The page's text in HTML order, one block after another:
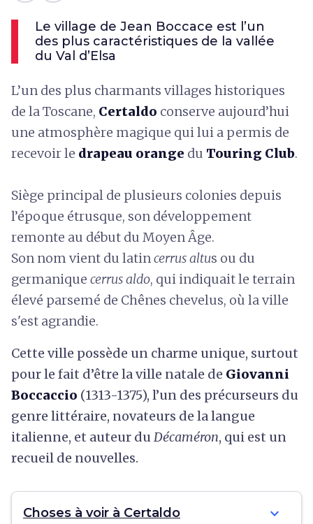
Le village de Jean Boccace est l’un
des plus caractéristiques de la vallée
du Val d’Elsa
L’un des plus charmants villages historiques
de la Toscane, Certaldo conserve aujourd’hui
une atmosphère magique qui lui a permis de
recevoir le drapeau orange du Touring Club.
Siège principal de plusieurs colonies depuis
l’époque étrusque, son développement
remonte au début du Moyen Âge.
Son nom vient du latincerrus altus ou du
germanique cerrus aldo, qui indiquait le terrain
élevé parsemé de Chênes chevelus, où la ville
s'est agrandie.
Cette ville possède un charme unique, surtout
pour le fait d’être la ville natale de Giovanni
Boccaccio (1313-1375), l’un des précurseurs du
genre littéraire, novateurs de la langue
italienne, et auteur du Décaméron, qui est un
recueil de nouvelles.
Choses à voir à Certaldo expand_more